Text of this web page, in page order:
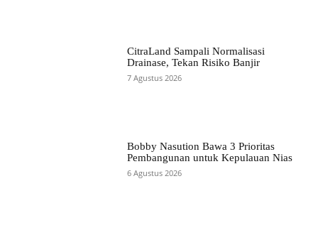
CitraLand Sampali Normalisasi
Drainase, Tekan Risiko Banjir
7 Agustus 2026
Bobby Nasution Bawa 3 Prioritas
Pembangunan untuk Kepulauan Nias
6 Agustus 2026